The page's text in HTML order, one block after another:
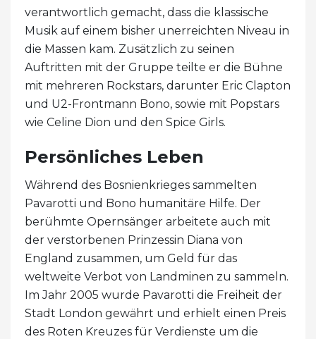
verantwortlich gemacht, dass die klassische
Musik auf einem bisher unerreichten Niveau in
die Massen kam. Zusätzlich zu seinen
Auftritten mit der Gruppe teilte er die Bühne
mit mehreren Rockstars, darunter Eric Clapton
und U2-Frontmann Bono, sowie mit Popstars
wie Celine Dion und den Spice Girls.
Persönliches Leben
Während des Bosnienkrieges sammelten
Pavarotti und Bono humanitäre Hilfe. Der
berühmte Opernsänger arbeitete auch mit
der verstorbenen Prinzessin Diana von
England zusammen, um Geld für das
weltweite Verbot von Landminen zu sammeln.
Im Jahr 2005 wurde Pavarotti die Freiheit der
Stadt London gewährt und erhielt einen Preis
des Roten Kreuzes für Verdienste um die